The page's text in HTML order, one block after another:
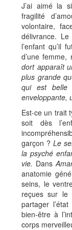
J’ai aimé la
fragilité
volontaire,
délivrance.
l’enfant qu’il
d’une
dort apparaît
plus grande
qui est belle
enveloppante,
Est-ce un trait
soit dès
garçon ?Le
la psyché
vie. Dans
anatomie
seins, le
reçues sur le
partager
bien-être à
corps